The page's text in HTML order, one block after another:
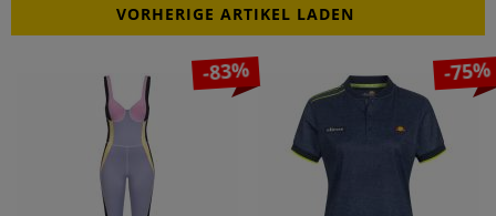
VORHERIGE ARTIKEL LADEN
-83% -75%